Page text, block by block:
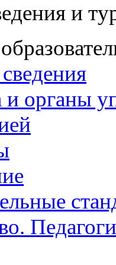
и
органы